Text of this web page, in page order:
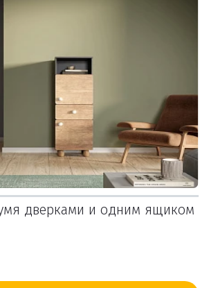
дверками и одним ящиком